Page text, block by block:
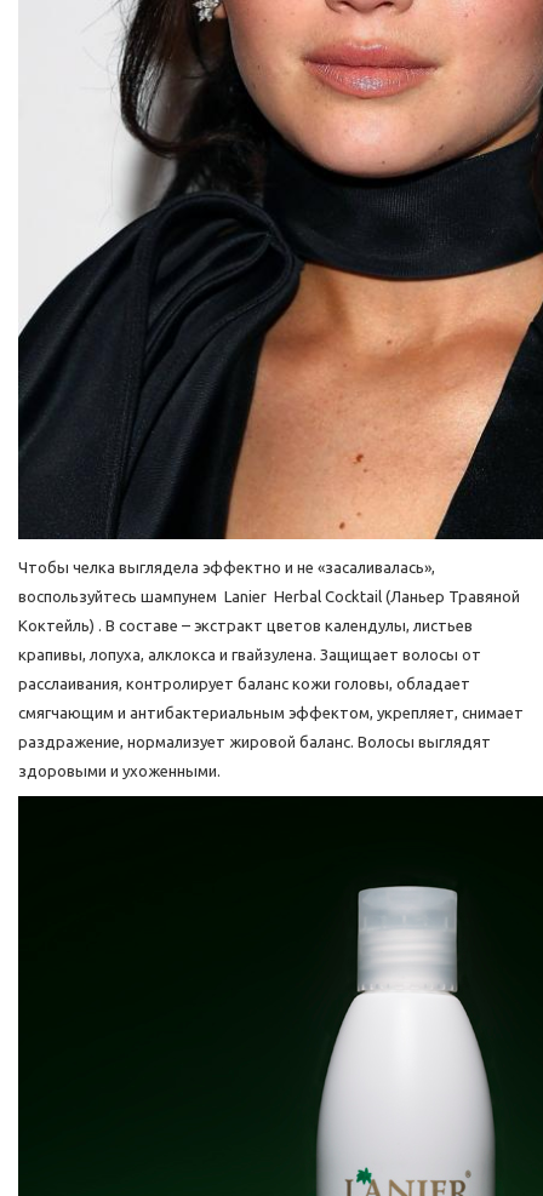
Чтобы челка выглядела эффектно и не «засаливалась»,
воспользуйтесь шампунем Lanier Herbal Cocktail (Ланьер Травяной
Коктейль) . В составе – экстракт цветов календулы, листьев
крапивы, лопуха, алклокса и гвайзулена. Защищает волосы от
расслаивания, контролирует баланс кожи головы, обладает
смягчающим и антибактериальным эффектом, укрепляет, снимает
раздражение, нормализует жировой баланс. Волосы выглядят
здоровыми и ухоженными.